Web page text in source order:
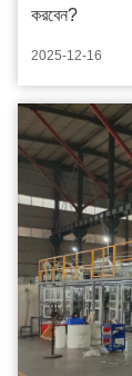
করবেন?
2025-12-16